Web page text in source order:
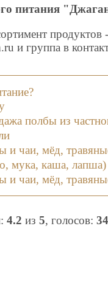
питания
продуктов
и группа в
полбы из
и чаи, мёд,
мука, каша, лапша)
и чаи, мёд,
4.2 из 5, голосов: 34